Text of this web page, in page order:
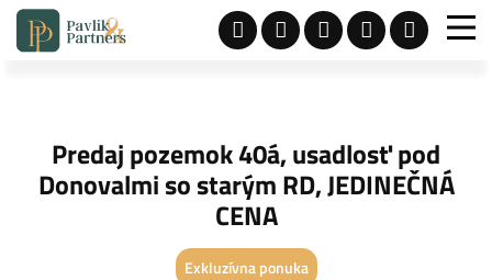
Predaj pozemok 40á, usadlosť pod
Donovalmi so starým RD, JEDINEČNÁ
CENA
Exkluzívna ponuka